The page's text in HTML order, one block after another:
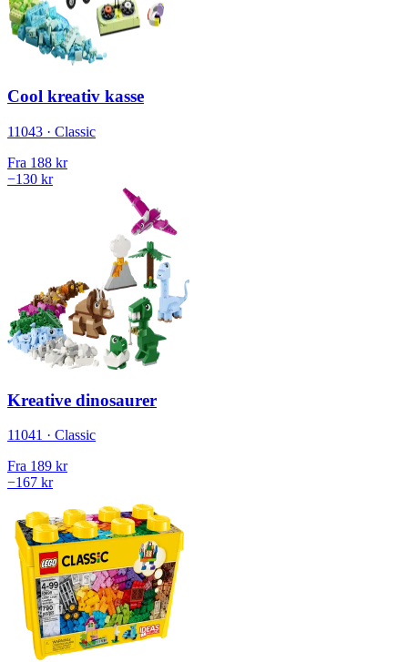
Cool kreativ kasse
11043 · Classic
Fra 188 kr
−130 kr
Kreative dinosaurer
11041 · Classic
Fra 189 kr
−167 kr